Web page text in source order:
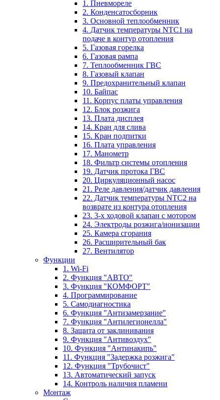
1. Пневмореле
2. Конденсатосборник
3. Основной теплообменник
4. Датчик температуры NTC1 на
подаче в контур отопления
5. Газовая горелка
6. Газовая рампа
7. Теплообменник ГВС
8. Газовый клапан
9. Предохранительный клапан
10. Байпас
11. Корпус платы управления
12. Блок розжига
13. Плата дисплея
14. Кран для слива
15. Кран подпитки
16. Плата управления
17. Манометр
18. Фильтр системы отопления
19. Датчик протока ГВС
20. Циркуляционный насос
21. Реле давления/датчик давления
22. Датчик температуры NTC2 на
возврате из контура отопления
23. 3-х ходовой клапан с мотором
24. Электроды розжига/ионизации
25. Камера сгорания
26. Расширительный бак
27. Вентилятор
Функции
1. Wi-Fi
2. Функция "АВТО"
3. Функция "КОМФОРТ"
4. Программирование
5. Самодиагностика
6. Функция "Антизамерзание"
7. Функция "Антилегионелла"
8. Защита от заклинивания
9. Функция "Антивоздух"
10. Функция "Антинакипь"
11. Функция "Задержка розжига"
12. Функция "Трубочист"
13. Автоматический запуск
14. Контроль наличия пламени
Монтаж